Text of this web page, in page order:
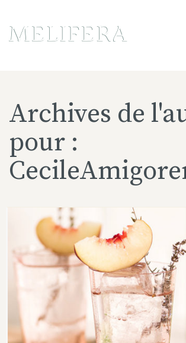
Archives de
pour :